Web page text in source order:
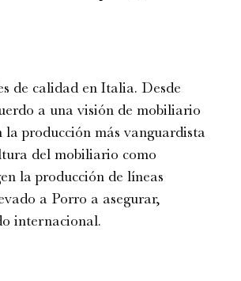
de calidad en Italia. Desde
a una visión de mobiliario
producción más vanguardista
del mobiliario como
la producción de líneas
a Porro a asegurar,
internacional.